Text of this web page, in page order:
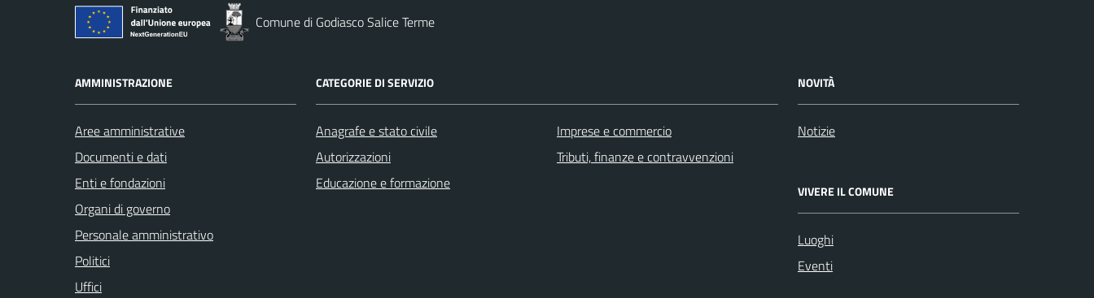
Comune di Godiasco Salice Terme
AMMINISTRAZIONE
Aree amministrative
Documenti e dati
Enti e fondazioni
Organi di governo
Personale amministrativo
Politici
Uffici
CATEGORIE DI SERVIZIO
Anagrafe e stato civile
Autorizzazioni
Educazione e formazione
Imprese e commercio
Tributi, finanze e contravvenzioni
NOVITÀ
Notizie
VIVERE IL COMUNE
Luoghi
Eventi